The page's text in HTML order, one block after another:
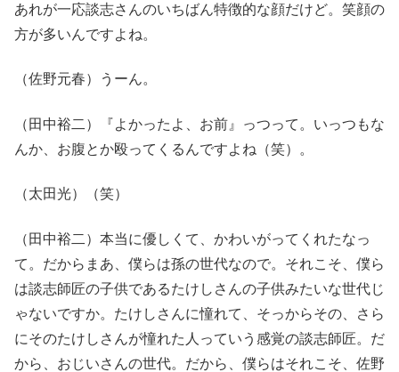
あれが一応談志さんのいちばん特徴的な顔だけど。笑顔の
方が多いんですよね。
（佐野元春）うーん。
（田中裕二）『よかったよ、お前』っつって。いっつもな
んか、お腹とか殴ってくるんですよね（笑）。
（太田光）（笑）
（田中裕二）本当に優しくて、かわいがってくれたなっ
て。だからまあ、僕らは孫の世代なので。それこそ、僕ら
は談志師匠の子供であるたけしさんの子供みたいな世代じ
ゃないですか。たけしさんに憧れて、そっからその、さら
にそのたけしさんが憧れた人っていう感覚の談志師匠。だ
から、おじいさんの世代。だから、僕らはそれこそ、佐野